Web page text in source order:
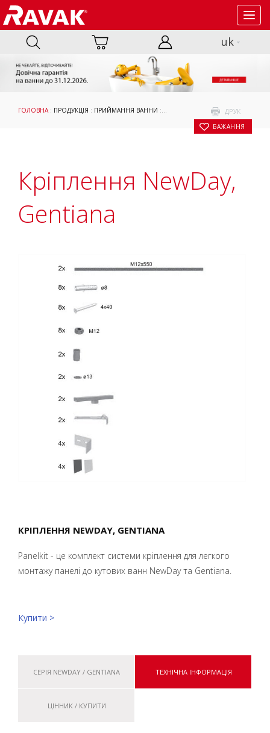
uk
ДРУК
БАЖАННЯ
ГОЛОВНА : ПРОДУКЦІЯ : ПРИЙМАННЯ ВАННИ : ОПОРИ, ПАНЕЛІ ТА
Кріплення NewDay,
Gentiana
КРІПЛЕННЯ NEWDAY, GENTIANA
Panelkit - це комплект системи кріплення для легкого
монтажу панелі до кутових ванн NewDay та Gentiana.
Купити >
СЕРІЯ NEWDAY / GENTIANA ТЕХНІЧНА ІНФОРМАЦІЯ
ЦІННИК / КУПИТИ